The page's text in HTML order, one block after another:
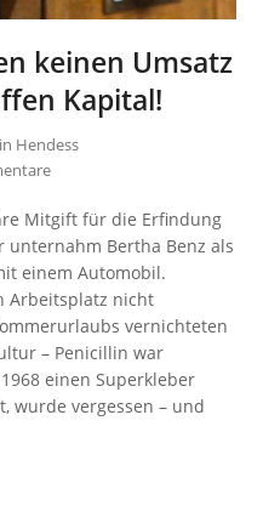
keinen Umsatz
Kapital!
Hendess
Mitgift für die Erfindung
unternahm Bertha Benz als
einem Automobil.
Arbeitsplatz nicht
vernichteten
– Penicillin war
einen Superkleber
wurde vergessen – und